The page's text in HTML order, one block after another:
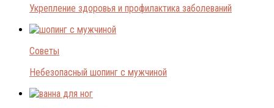
Укрепление здоровья и профилактика заболеваний
Советы
Небезопасный шопинг с мужчиной